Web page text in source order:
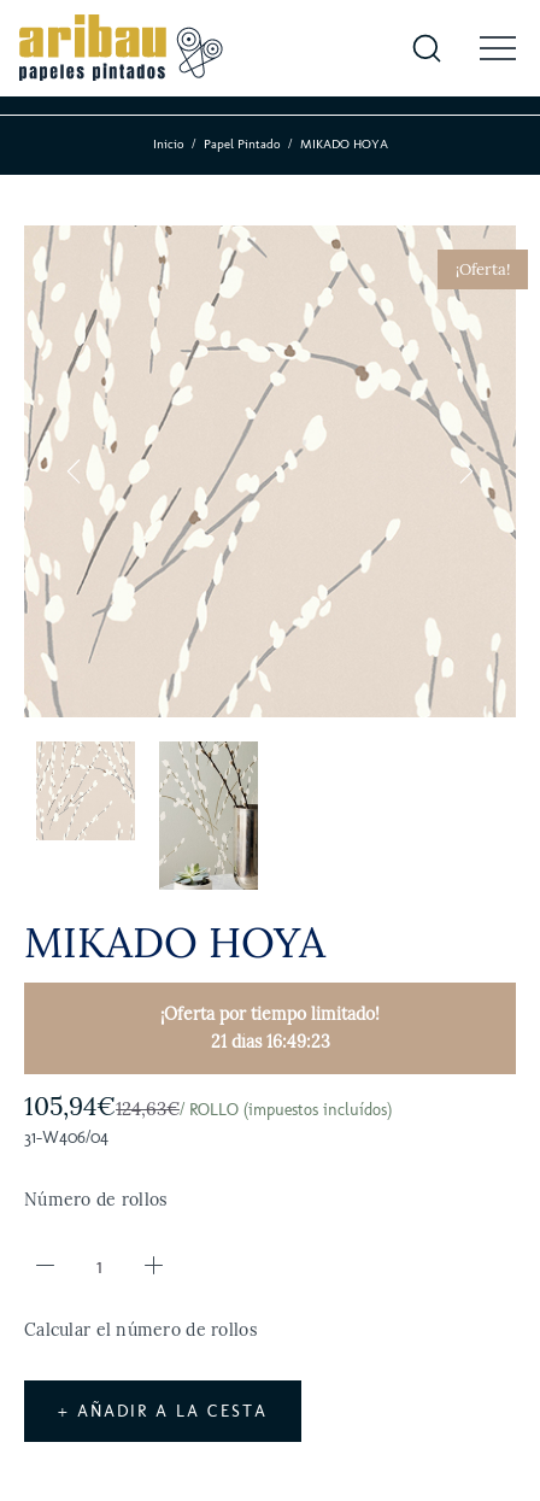
Inicio Papel Pintado MIKADO HOYA
¡Oferta!
MIKADO HOYA
¡Oferta por tiempo limitado!
21 días 16:49:22
105,94€124,63€/ ROLLO (impuestos incluídos)
31-W406/04
Número de rollos
Calcular el número de rollos
+ AÑADIR A LA CESTA